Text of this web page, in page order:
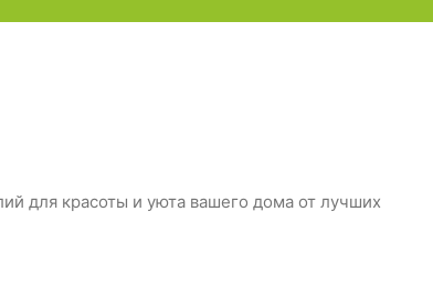
для красоты и уюта вашего дома от лучших